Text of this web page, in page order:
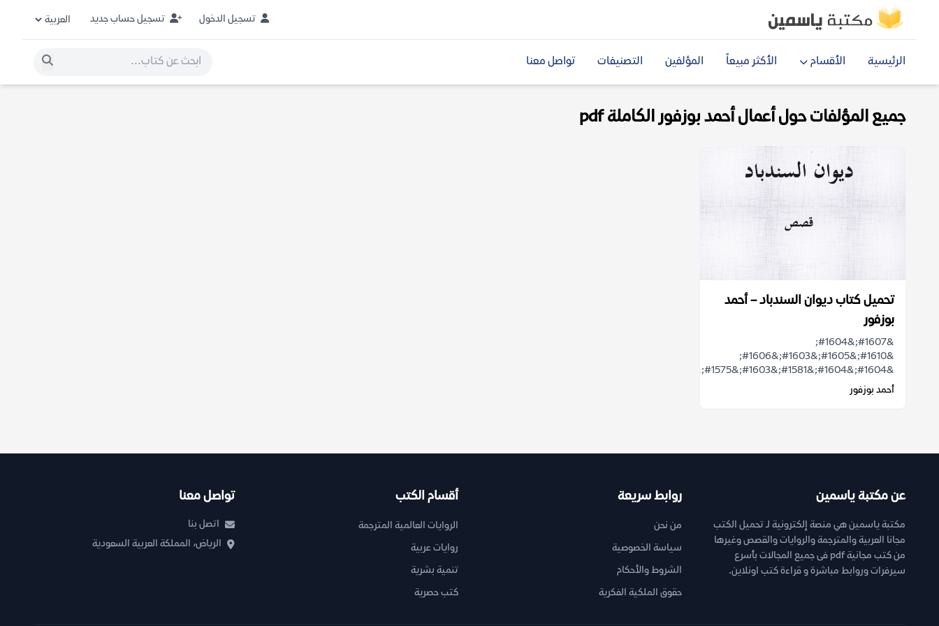
تسجيل الدخول تسجيل حساب جديد
الرئيسية الأقسام الأكثر مبيعاً المؤلفين التصنيفات تواصل معنا
جميع المؤلفات حول أعمال أحمد بوزفور الكاملة pdf
تحميل كتاب ديوان السندباد – أحمد
بوزفور
&#1607;&#1604;
&#1610;&#1605;&#1603;&#1606;
&#1604;&#1604;&#1581;&#1603;&#1575;&...
أحمد بوزفور
عن مكتبة ياسمين
مكتبة ياسمين هي منصة إلكترونية لـ تحميل الكتب
مجانا العربية والمترجمة والروايات والقصص وغيرها
من كتب مجانية pdf فى جميع المجالات بأسرع
سيرفرات وروابط مباشرة و قراءة كتب اونلاين.
روابط سريعة
من نحن
سياسة الخصوصية
الشروط والأحكام
حقوق الملكية الفكرية
أقسام الكتب
الروايات العالمية المترجمة
روايات عربية
تنمية بشرية
كتب حصرية
تواصل معنا
اتصل بنا
الرياض، المملكة العربية السعودية